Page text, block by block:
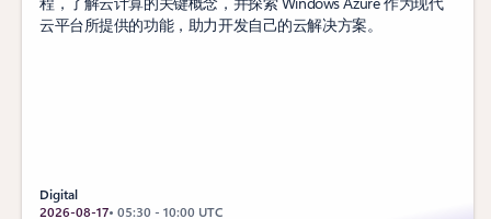
云平台所提供的功能，助力开发自己的云解决方案。
Digital
2026-08-17• 05:30 - 10:00 UTC